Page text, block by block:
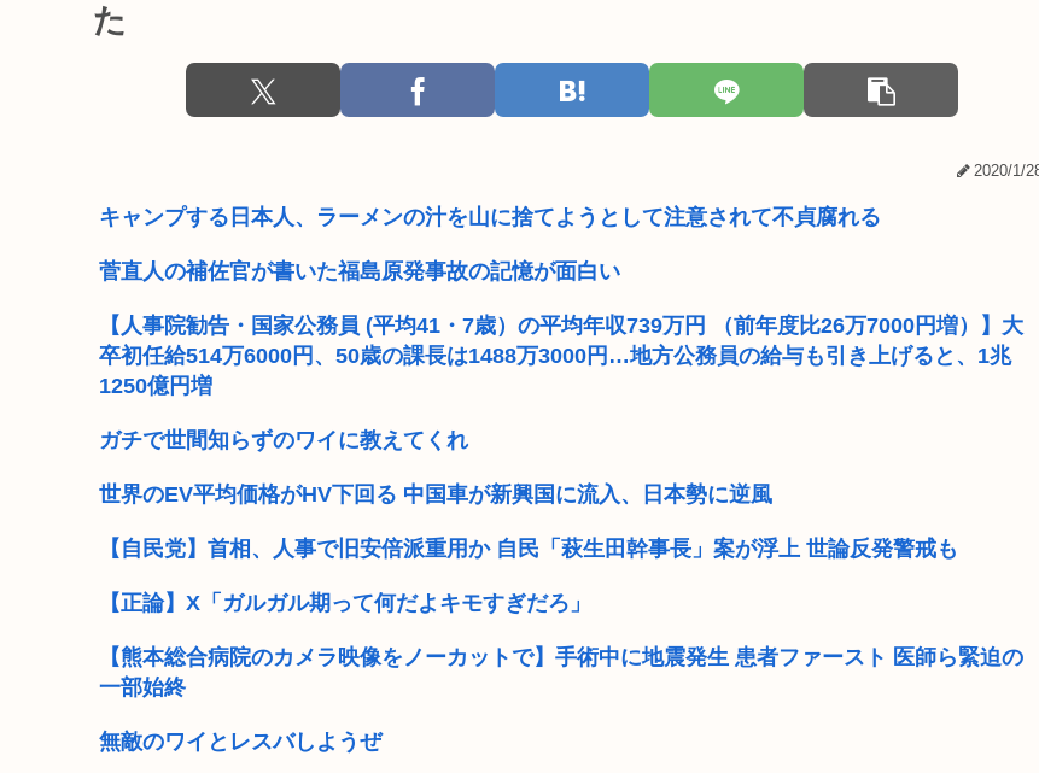
誤って脳幹を摘出された女性、重篤な植物状態だが、意識は正常で何か...
3秒で思いついた架空の黒人力士の四股名
日本人「そうめんうまかったね〜はい！夜は雑炊にするからそうめんつ...
高市早苗「袴田さんを犯人だと思ってないわよ！判決が到底承服できな...
さっき地方国立大学のやつが東大再受験するってスレたててたやん？
【緊急高市速報】ガ
【芸能】松本まりか
3.11は『頑張ろう東
警視庁「車カスの飯
ぼく(35)「結婚しよう
【訃報】「おはぎドリ
夏休みのイオンモー
ガキ「これインター
た
2020/1/
キャンプする日本人、ラーメンの汁を山に捨てようとして注意されて不貞腐れる
菅直人の補佐官が書いた福島原発事故の記憶が面白い
【人事院勧告・国家公務員 (平均41・7歳）の平均年収739万円 （前年度比26万7000円増）】大
卒初任給514万6000円、50歳の課長は1488万3000円…地方公務員の給与も引き上げると、1兆
1250億円増
ガチで世間知らずのワイに教えてくれ
世界のEV平均価格がHV下回る 中国車が新興国に流入、日本勢に逆風
【自民党】首相、人事で旧安倍派重用か 自民「萩生田幹事長」案が浮上 世論反発警戒も
【正論】X「ガルガル期って何だよキモすぎだろ」
【熊本総合病院のカメラ映像をノーカットで】手術中に地震発生 患者ファースト 医師ら緊迫の
一部始終
無敵のワイとレスバしようぜ